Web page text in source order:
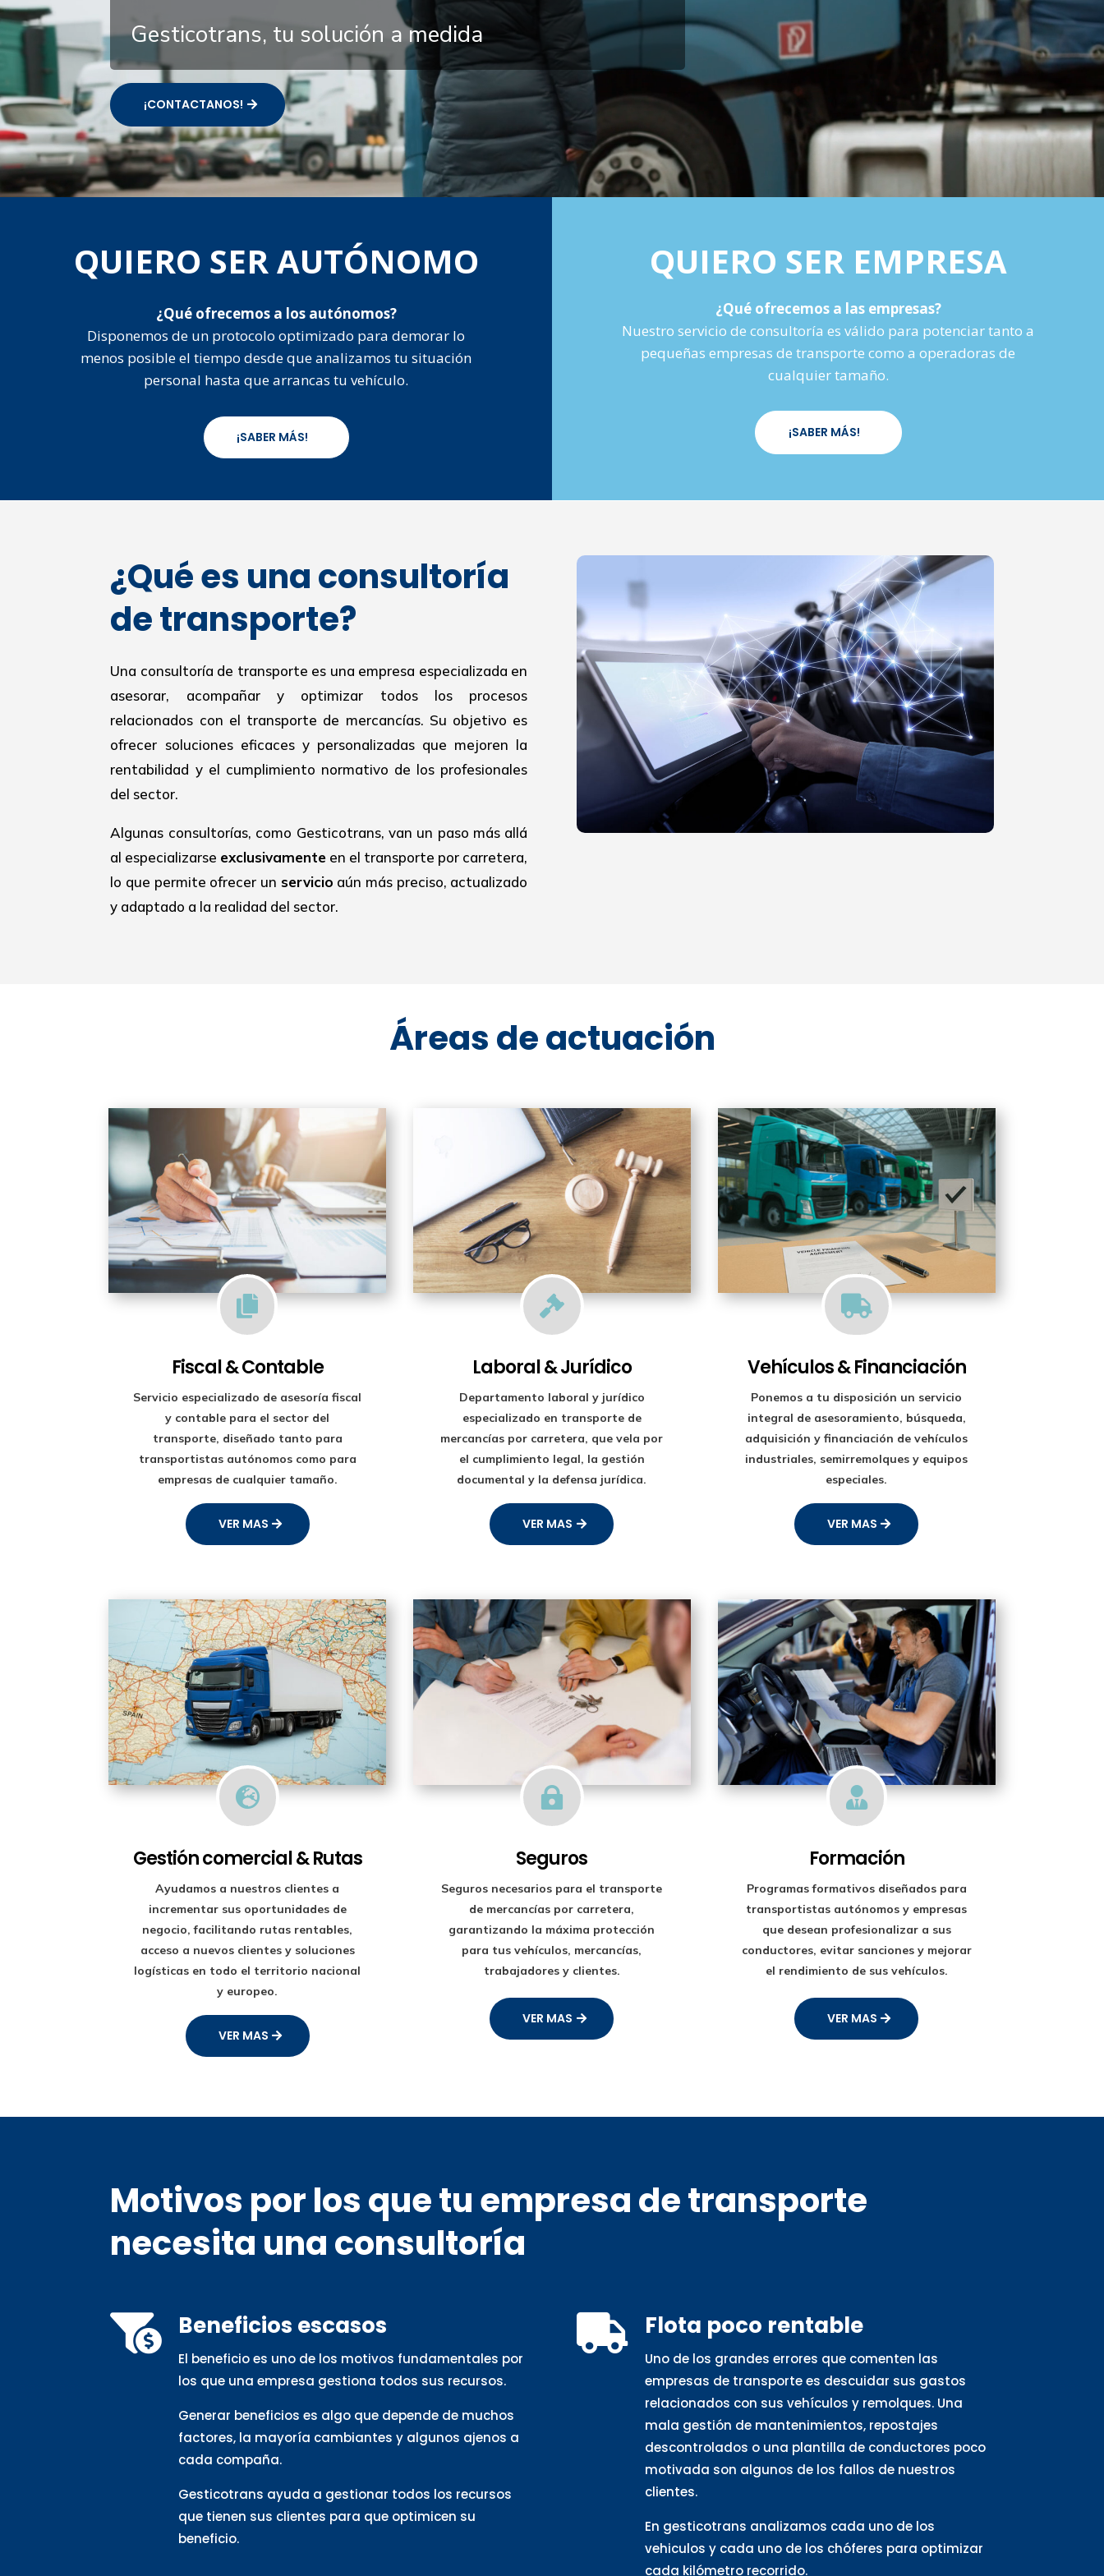
Gesticotrans, tu solución a medida
¡CONTACTANOS!
QUIERO SER AUTÓNOMO
¿Qué ofrecemos a los autónomos?
Disponemos de un protocolo optimizado para demorar lo
menos posible el tiempo desde que analizamos tu situación
personal hasta que arrancas tu vehículo.
¡SABER MÁS!
QUIERO SER EMPRESA
¿Qué ofrecemos a las empresas?
Nuestro servicio de consultoría es válido para potenciar tanto a
pequeñas empresas de transporte como a operadoras de
cualquier tamaño.
¡SABER MÁS!
¿Qué es una consultoría
de transporte?
Una consultoría de transporte es una empresa especializada en
asesorar, acompañar y optimizar todos los procesos
relacionados con el transporte de mercancías. Su objetivo es
ofrecer soluciones eficaces y personalizadas que mejoren la
rentabilidad y el cumplimiento normativo de los profesionales
del sector.
Algunas consultorías, como Gesticotrans, van un paso más allá
al especializarse exclusivamente en el transporte por carretera,
lo que permite ofrecer un servicio aún más preciso, actualizado
y adaptado a la realidad del sector.
Áreas de actuación

Fiscal & Contable
Servicio especializado de asesoría fiscal
y contable para el sector del
transporte, diseñado tanto para
transportistas autónomos como para
empresas de cualquier tamaño.
VER MAS

Laboral & Jurídico
Departamento laboral y jurídico
especializado en transporte de
mercancías por carretera, que vela por
el cumplimiento legal, la gestión
documental y la defensa jurídica.
VER MAS

Vehículos & Financiación
Ponemos a tu disposición un servicio
integral de asesoramiento, búsqueda,
adquisición y financiación de vehículos
industriales, semirremolques y equipos
especiales.
VER MAS

Gestión comercial & Rutas
Ayudamos a nuestros clientes a
incrementar sus oportunidades de
negocio, facilitando rutas rentables,
acceso a nuevos clientes y soluciones
logísticas en todo el territorio nacional
y europeo.
VER MAS

Seguros
Seguros necesarios para el transporte
de mercancías por carretera,
garantizando la máxima protección
para tus vehículos, mercancías,
trabajadores y clientes.
VER MAS

Formación
Programas formativos diseñados para
transportistas autónomos y empresas
que desean profesionalizar a sus
conductores, evitar sanciones y mejorar
el rendimiento de sus vehículos.
VER MAS
Motivos por los que tu empresa de transporte
necesita una consultoría
 Beneficios escasos
El beneficio es uno de los motivos fundamentales por
los que una empresa gestiona todos sus recursos.
Generar beneficios es algo que depende de muchos
factores, la mayoría cambiantes y algunos ajenos a
cada compaña.
Gesticotrans ayuda a gestionar todos los recursos
que tienen sus clientes para que optimicen su
beneficio.
 Flota poco rentable
Uno de los grandes errores que comenten las
empresas de transporte es descuidar sus gastos
relacionados con sus vehículos y remolques. Una
mala gestión de mantenimientos, repostajes
descontrolados o una plantilla de conductores poco
motivada son algunos de los fallos de nuestros
clientes.
En gesticotrans analizamos cada uno de los
vehiculos y cada uno de los chóferes para optimizar
cada kilómetro recorrido.